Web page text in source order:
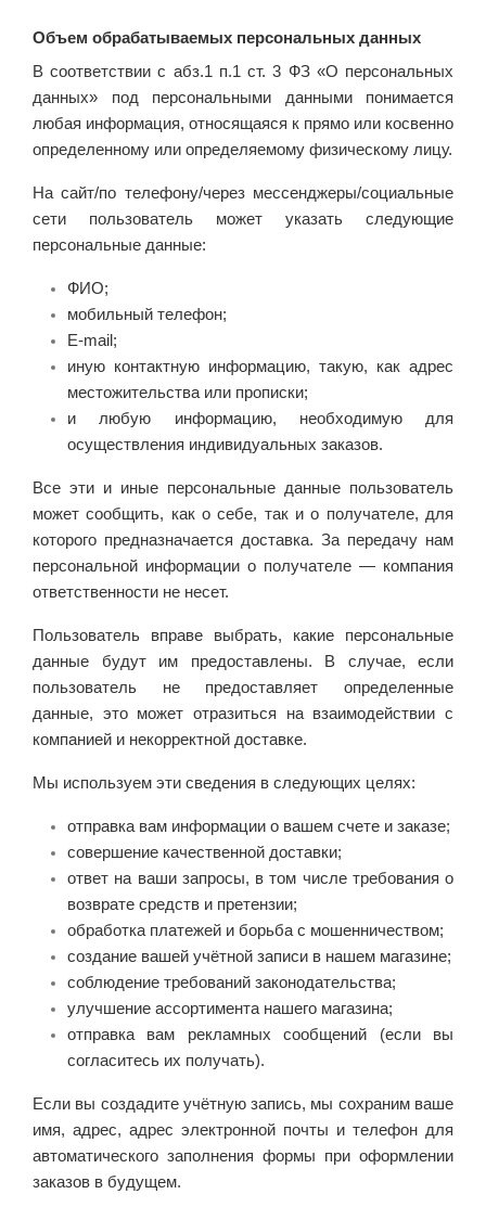
Объем обрабатываемых персональных данных
В соответствии с абз.1 п.1 ст. 3 ФЗ «О персональных
данных» под персональными данными понимается
любая информация, относящаяся к прямо или косвенно
определенному или определяемому физическому лицу.
На сайт/по телефону/через мессенджеры/социальные
сети пользователь может указать следующие
персональные данные:
ФИО;
мобильный телефон;
E-mail;
иную контактную информацию, такую, как адрес
местожительства или прописки;
и любую информацию, необходимую для
осуществления индивидуальных заказов.
Все эти и иные персональные данные пользователь
может сообщить, как о себе, так и о получателе, для
которого предназначается доставка. За передачу нам
персональной информации о получателе — компания
ответственности не несет.
Пользователь вправе выбрать, какие персональные
данные будут им предоставлены. В случае, если
пользователь не предоставляет определенные
данные, это может отразиться на взаимодействии с
компанией и некорректной доставке.
Мы используем эти сведения в следующих целях:
отправка вам информации о вашем счете и заказе;
совершение качественной доставки;
ответ на ваши запросы, в том числе требования о
возврате средств и претензии;
обработка платежей и борьба с мошенничеством;
создание вашей учётной записи в нашем магазине;
соблюдение требований законодательства;
улучшение ассортимента нашего магазина;
отправка вам рекламных сообщений (если вы
согласитесь их получать).
Если вы создадите учётную запись, мы сохраним ваше
имя, адрес, адрес электронной почты и телефон для
автоматического заполнения формы при оформлении
заказов в будущем.